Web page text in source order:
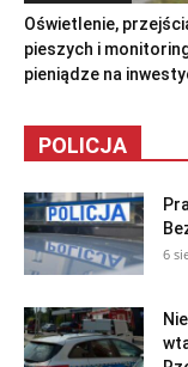
Oświetlenie,
pieszych i
pieniądze na
POLICJA
6